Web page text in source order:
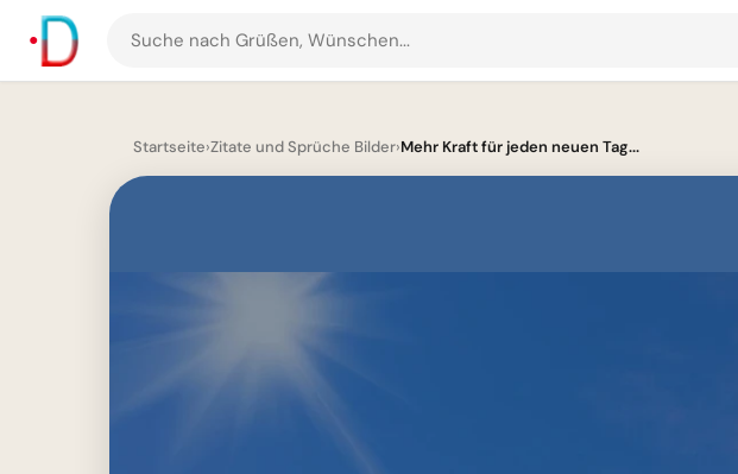
Suche
nach
und
Startseite›Zitate und Sprüche Bilder›Mehr Kraft für jeden neuen Tag...